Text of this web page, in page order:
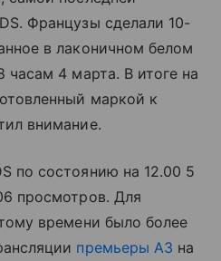
Французы сделали 10-
в лаконичном белом
часам 4 марта. В итоге на
маркой к
внимание.
по состоянию на 12.00 5
просмотров. Для
времени было более
премьеры А3 на